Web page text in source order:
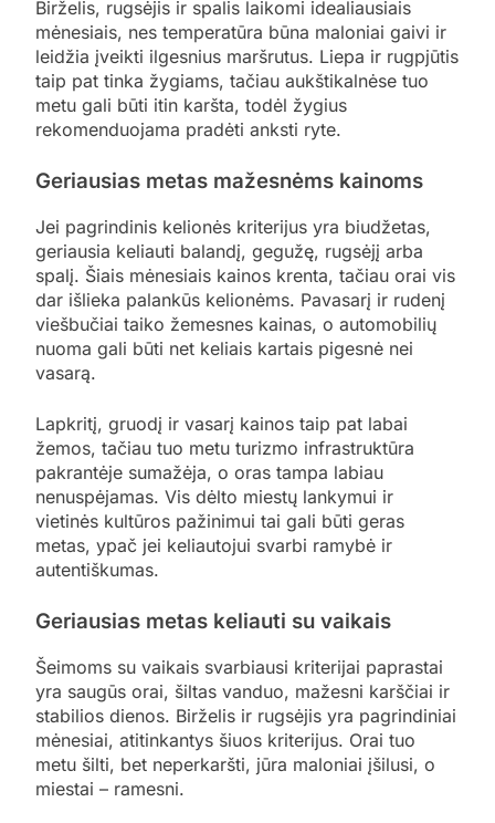
Birželis, rugsėjis ir spalis laikomi idealiausiais
mėnesiais, nes temperatūra būna maloniai gaivi ir
leidžia įveikti ilgesnius maršrutus. Liepa ir rugpjūtis
taip pat tinka žygiams, tačiau aukštikalnėse tuo
metu gali būti itin karšta, todėl žygius
rekomenduojama pradėti anksti ryte.
Geriausias metas mažesnėms kainoms
Jei pagrindinis kelionės kriterijus yra biudžetas,
geriausia keliauti balandį, gegužę, rugsėjį arba
spalį. Šiais mėnesiais kainos krenta, tačiau orai vis
dar išlieka palankūs kelionėms. Pavasarį ir rudenį
viešbučiai taiko žemesnes kainas, o automobilių
nuoma gali būti net keliais kartais pigesnė nei
vasarą.
Lapkritį, gruodį ir vasarį kainos taip pat labai
žemos, tačiau tuo metu turizmo infrastruktūra
pakrantėje sumažėja, o oras tampa labiau
nenuspėjamas. Vis dėlto miestų lankymui ir
vietinės kultūros pažinimui tai gali būti geras
metas, ypač jei keliautojui svarbi ramybė ir
autentiškumas.
Geriausias metas keliauti su vaikais
Šeimoms su vaikais svarbiausi kriterijai paprastai
yra saugūs orai, šiltas vanduo, mažesni karščiai ir
stabilios dienos. Birželis ir rugsėjis yra pagrindiniai
mėnesiai, atitinkantys šiuos kriterijus. Orai tuo
metu šilti, bet neperkaršti, jūra maloniai įšilusi, o
miestai – ramesni.